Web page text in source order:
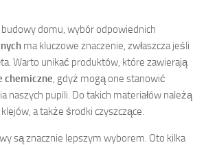
domu, wybór odpowiednich
ma kluczowe znaczenie, zwłaszcza jeśli
Warto unikać produktów, które zawierają
chemiczne, gdyż mogą one stanowić
naszych pupili. Do takich materiałów należą
a także środki czyszczące.
są znacznie lepszym wyborem. Oto kilka